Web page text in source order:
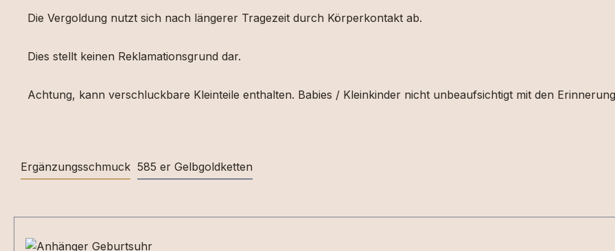
Die Vergoldung nutzt sich nach längerer Tragezeit durch Körperkontakt ab.
Dies stellt keinen Reklamationsgrund dar.
Achtung, kann verschluckbare Kleinteile enthalten. Babies / Kleinkinder nicht unbeaufsichtigt mit den
Ergänzungsschmuck 585 er Gelbgoldketten